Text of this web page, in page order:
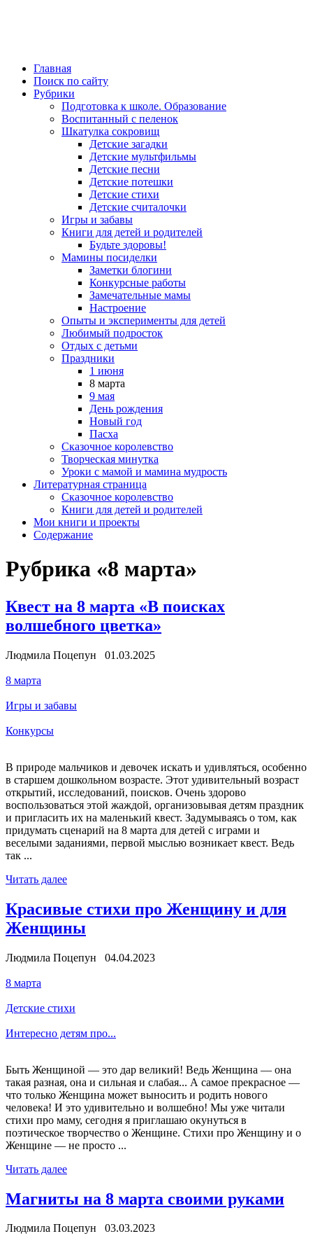
Главная
Поиск по сайту
Рубрики
Подготовка к школе. Образование
Воспитанный с пеленок
Шкатулка сокровищ
Детские загадки
Детские мультфильмы
Детские песни
Детские потешки
Детские стихи
Детские считалочки
Игры и забавы
Книги для детей и родителей
Будьте здоровы!
Мамины посиделки
Заметки блогини
Конкурсные работы
Замечательные мамы
Настроение
Опыты и эксперименты для детей
Любимый подросток
Отдых с детьми
Праздники
1 июня
8 марта
9 мая
День рождения
Новый год
Пасха
Сказочное королевство
Творческая минутка
Уроки с мамой и мамина мудрость
Литературная страница
Сказочное королевство
Книги для детей и родителей
Мои книги и проекты
Содержание
Рубрика «8 марта»
Квест на 8 марта «В поисках
волшебного цветка»
Людмила Поцепун 01.03.2025
8 марта
Игры и забавы
Конкурсы
В природе мальчиков и девочек искать и удивляться, особенно
в старшем дошкольном возрасте. Этот удивительный возраст
открытий, исследований, поисков. Очень здорово
воспользоваться этой жаждой, организовывая детям праздник
и пригласить их на маленький квест. Задумываясь о том, как
придумать сценарий на 8 марта для детей с играми и
веселыми заданиями, первой мыслью возникает квест. Ведь
так ...
Читать далее
Красивые стихи про Женщину и для
Женщины
Людмила Поцепун 04.04.2023
8 марта
Детские стихи
Интересно детям про...
Быть Женщиной — это дар великий! Ведь Женщина — она
такая разная, она и сильная и слабая... А самое прекрасное —
что только Женщина может выносить и родить нового
человека! И это удивительно и волшебно! Мы уже читали
стихи про маму, сегодня я приглашаю окунуться в
поэтическое творчество о Женщине. Стихи про Женщину и о
Женщине — не просто ...
Читать далее
Магниты на 8 марта своими руками
Людмила Поцепун 03.03.2023